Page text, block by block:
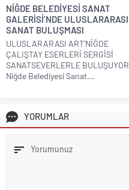
NİĞDE BELEDİYESİ SANAT
GALERİSİ’NDE ULUSLARARASI
SANAT BULUŞMASI
ULUSLARARASI ART’NİĞDE
ÇALIŞTAY ESERLERİ SERGİSİ
SANATSEVERLERLE BULUŞUYOR
Niğde Belediyesi Sanat...
YORUMLAR